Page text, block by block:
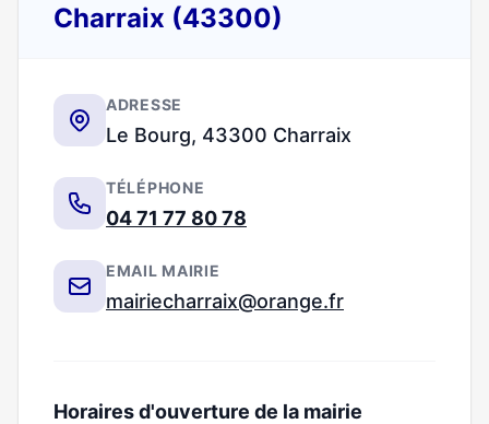
Charraix (43300)
ADRESSE
Le Bourg, 43300 Charraix
TÉLÉPHONE
04 71 77 80 78
EMAIL MAIRIE
mairiecharraix@orange.fr
Horaires d'ouverture de la mairie